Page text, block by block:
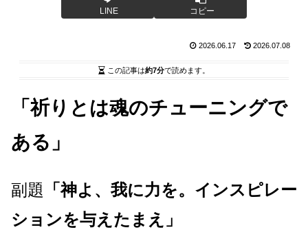
LINE コピー
2026.06.17 2026.07.08
この記事は約7分で読めます。
「祈りとは魂のチューニングで
ある」
副題 「神よ、我に力を。インスピレー
ションを与えたまえ」